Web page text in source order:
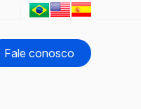
Fale conosco